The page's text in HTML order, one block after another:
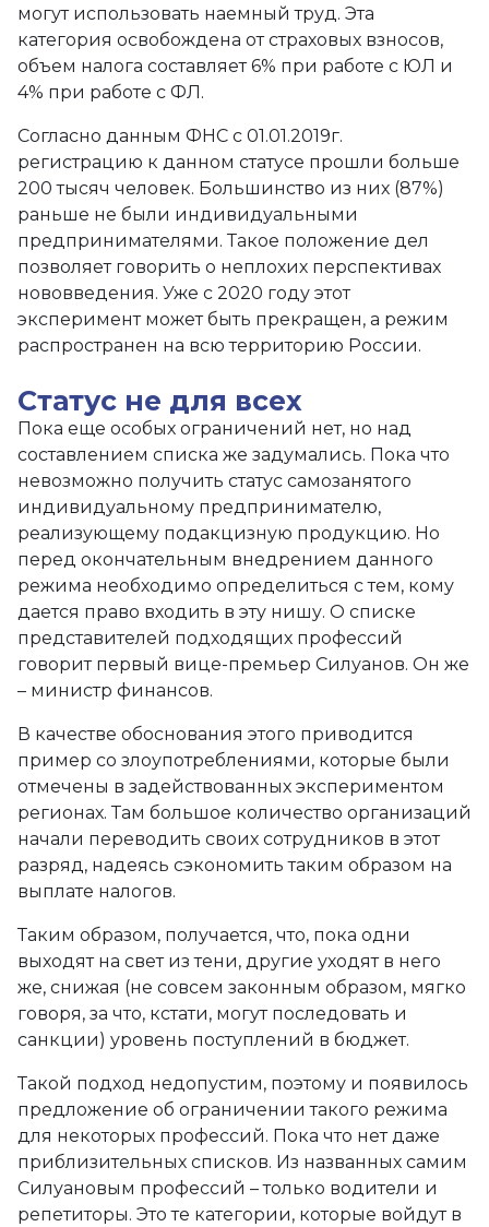
могут использовать наемный труд. Эта
категория освобождена от страховых взносов,
объем налога составляет 6% при работе с ЮЛ и
4% при работе с ФЛ.
Согласно данным ФНС с 01.01.2019г.
регистрацию к данном статусе прошли больше
200 тысяч человек. Большинство из них (87%)
раньше не были индивидуальными
предпринимателями. Такое положение дел
позволяет говорить о неплохих перспективах
нововведения. Уже с 2020 году этот
эксперимент может быть прекращен, а режим
распространен на всю территорию России.
Статус не для всех
Пока еще особых ограничений нет, но над
составлением списка же задумались. Пока что
невозможно получить статус самозанятого
индивидуальному предпринимателю,
реализующему подакцизную продукцию. Но
перед окончательным внедрением данного
режима необходимо определиться с тем, кому
дается право входить в эту нишу. О списке
представителей подходящих профессий
говорит первый вице-премьер Силуанов. Он же
– министр финансов.
В качестве обоснования этого приводится
пример со злоупотреблениями, которые были
отмечены в задействованных экспериментом
регионах. Там большое количество организаций
начали переводить своих сотрудников в этот
разряд, надеясь сэкономить таким образом на
выплате налогов.
Таким образом, получается, что, пока одни
выходят на свет из тени, другие уходят в него
же, снижая (не совсем законным образом, мягко
говоря, за что, кстати, могут последовать и
санкции) уровень поступлений в бюджет.
Такой подход недопустим, поэтому и появилось
предложение об ограничении такого режима
для некоторых профессий. Пока что нет даже
приблизительных списков. Из названных самим
Силуановым профессий – только водители и
репетиторы. Это те категории, которые войдут в